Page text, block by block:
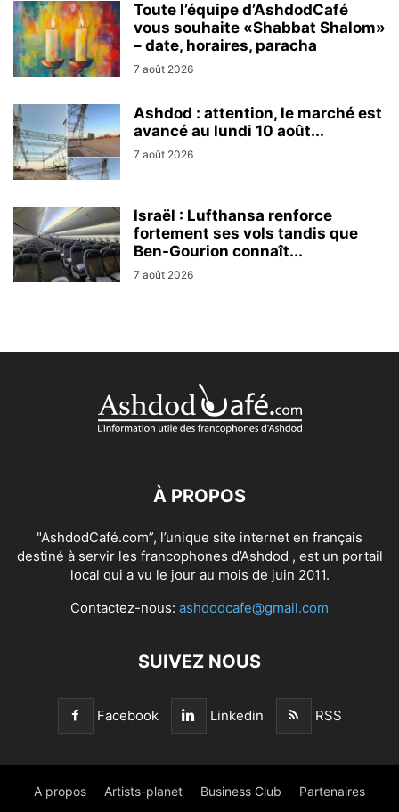
Toute l’équipe d’AshdodCafé
vous souhaite «Shabbat Shalom»
– date, horaires, paracha
7 août 2026
Ashdod : attention, le marché est
avancé au lundi 10 août...
7 août 2026
Israël : Lufthansa renforce
fortement ses vols tandis que
Ben-Gourion connaît...
7 août 2026
À PROPOS
"AshdodCafé.com”, l’unique site internet en français
destiné à servir les francophones d’Ashdod , est un portail
local qui a vu le jour au mois de juin 2011.
Contactez-nous: ashdodcafe@gmail.com
SUIVEZ NOUS
Facebook Linkedin RSS
A propos Artists-planet Business Club Partenaires